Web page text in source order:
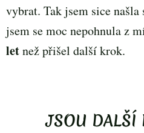
vybrat. Tak jsem sice našla
jsem se moc nepohnula z
letnež přišel další krok.
JSOU DALŠÍ